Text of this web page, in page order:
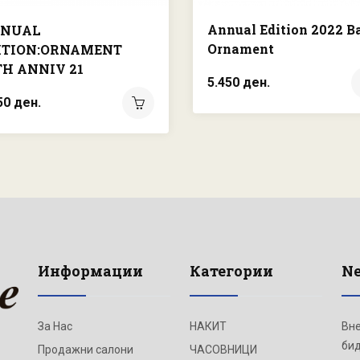
ANNIV 21
ден.
Annual Edition 2022
Ornament
5.450 ден.
Информации
За Нас
Продажни салони
Категории
НАКИТ
ЧАСОВНИЦИ